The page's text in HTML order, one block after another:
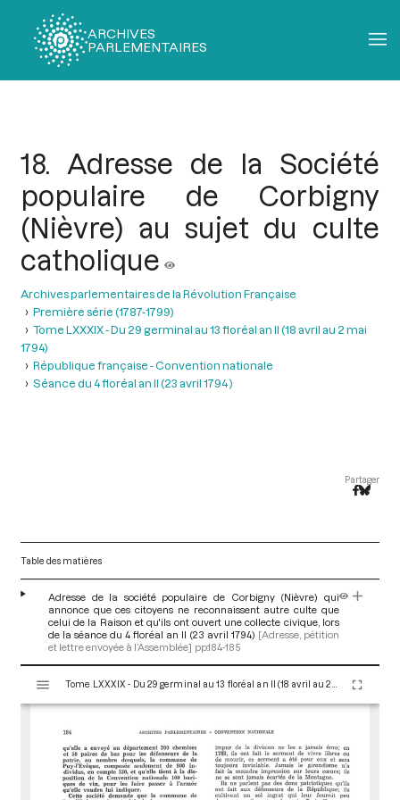
ARCHIVES
PARLEMENTAIRES
18. Adresse de la Société
populaire de Corbigny
(Nièvre) au sujet du culte
catholique
Archives parlementaires de la Révolution Française
Première série (1787-1799)
Tome LXXXIX - Du 29 germinal au 13 floréal an II (18 avril au 2 mai
1794)
République française - Convention nationale
Séance du 4 floréal an II (23 avril 1794 )
Partager
Table des matières
Adresse de la société populaire de Corbigny (Nièvre) qui
annonce que ces citoyens ne reconnaissent autre culte que
celui de la Raison et qu'ils ont ouvert une collecte civique, lors
de la séance du 4 floréal an II (23 avril 1794) [Adresse, pétition
et lettre envoyée à l’Assemblée] pp.184-185
s